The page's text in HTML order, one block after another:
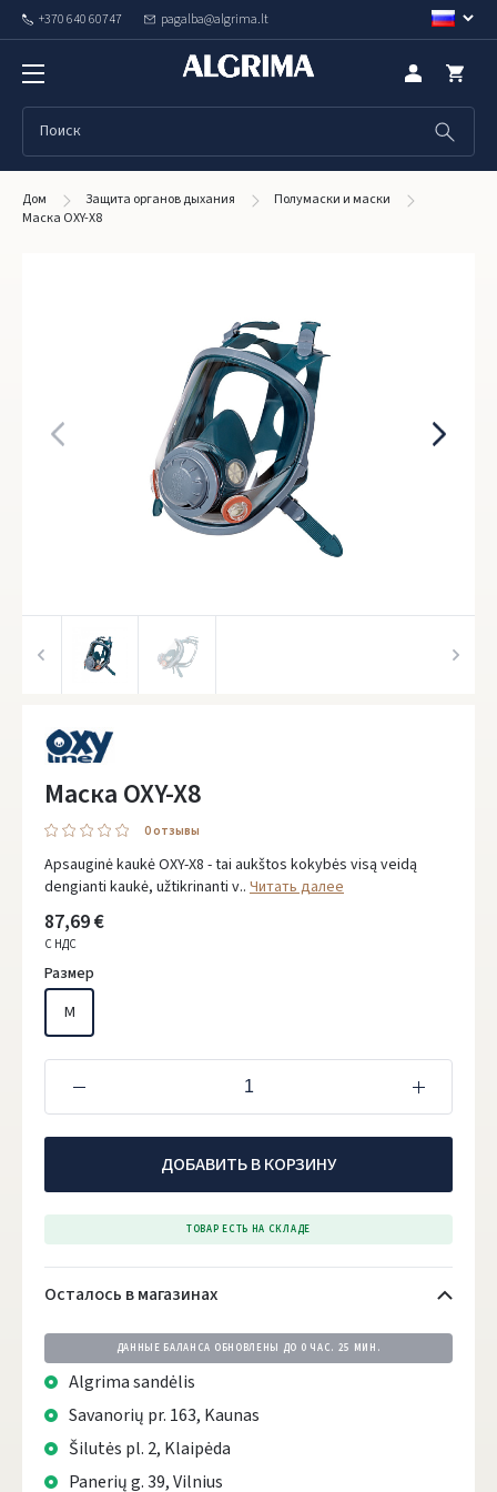
+370 640 60747 pagalba@algrima.lt
Дом Защита органов дыхания
Полумаски и маски
Маска OXY-X8
Маска OXY-X8
0 oтзывы
Apsauginė kaukė OXY-X8 - tai aukštos kokybės visą veidą
dengianti kaukė, užtikrinanti v.. Читать далее
87,69 €
С НДС
Размер
M
ДОБАВИТЬ В КОРЗИНУ
ТОВАР ЕСТЬ НА СКЛАДЕ
Осталось в магазинах
ДАННЫЕ БАЛАНСА ОБНОВЛЕНЫ ДО 0 ЧАС. 25 МИН.
Algrima sandėlis
Savanorių pr. 163, Kaunas
Šilutės pl. 2, Klaipėda
Panerių g. 39, Vilnius